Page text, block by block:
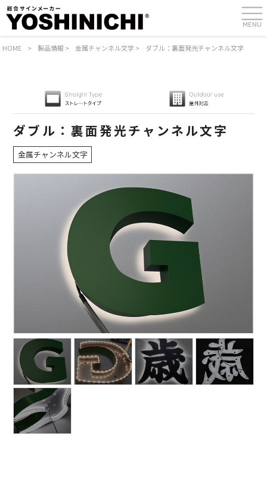
MENU
HOME > 製品情報 > 金属チャンネル文字> ダブル：裏面発光チャンネル文字
ダブル：裏面発光チャンネル文字
金属チャンネル文字